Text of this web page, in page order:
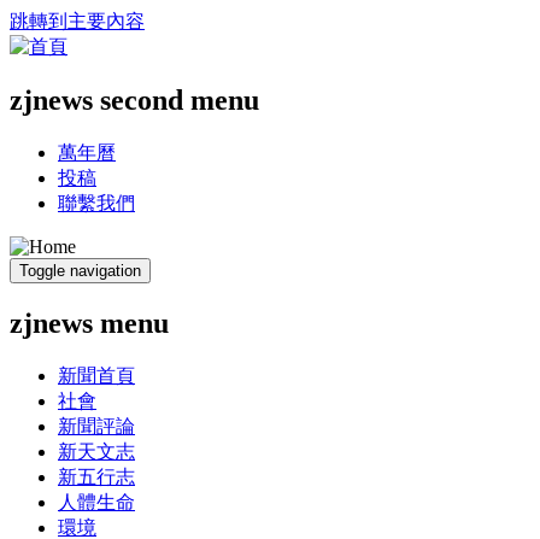
跳轉到主要內容
zjnews second menu
萬年曆
投稿
聯繫我們
Toggle navigation
zjnews menu
新聞首頁
社會
新聞評論
新天文志
新五行志
人體生命
環境